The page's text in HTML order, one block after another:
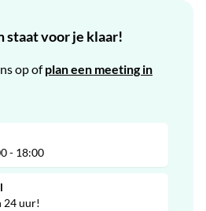
staat voor je klaar!
op ofplan een meeting in
- 18:00
24 uur!